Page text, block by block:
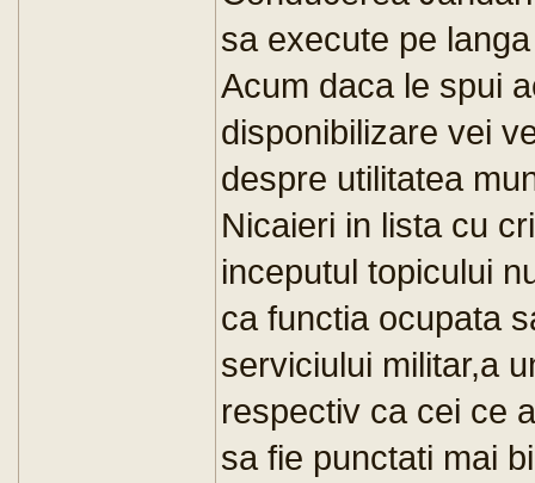
sa execute pe
Acum daca le spui
disponibilizare vei
despre utilitatea
Nicaieri in lista cu
inceputul topicului
ca functia ocupata
serviciului militar,a
respectiv ca cei ce
sa fie punctati mai